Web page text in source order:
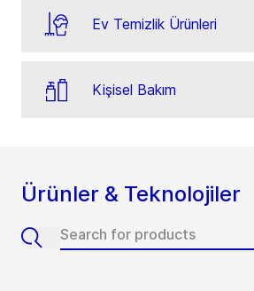
Ev Temizlik Ürünleri
Kişisel Bakım
Ürünler & Teknolojiler